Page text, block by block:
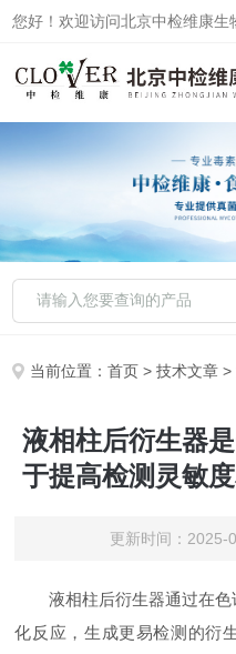
您好！欢迎访问北京中检维康生
当前位置：首页 >技术文章 >
液相柱后衍生器
于提高检测灵敏
更新时间：
液相柱后衍生器通过在色
化反应，生成更易检测的衍